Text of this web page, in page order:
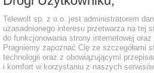
Dodaj placówkę do bazy
Telewolt sp. z o.o. jest administratorem
uzasadnionego interesu przetwarza na tej
do funkcjonowania strony internetowej
Pragniemy zapoznać Cię ze szczegółami
technologii oraz z obowiązującymi
i komfort w korzystaniu z naszych